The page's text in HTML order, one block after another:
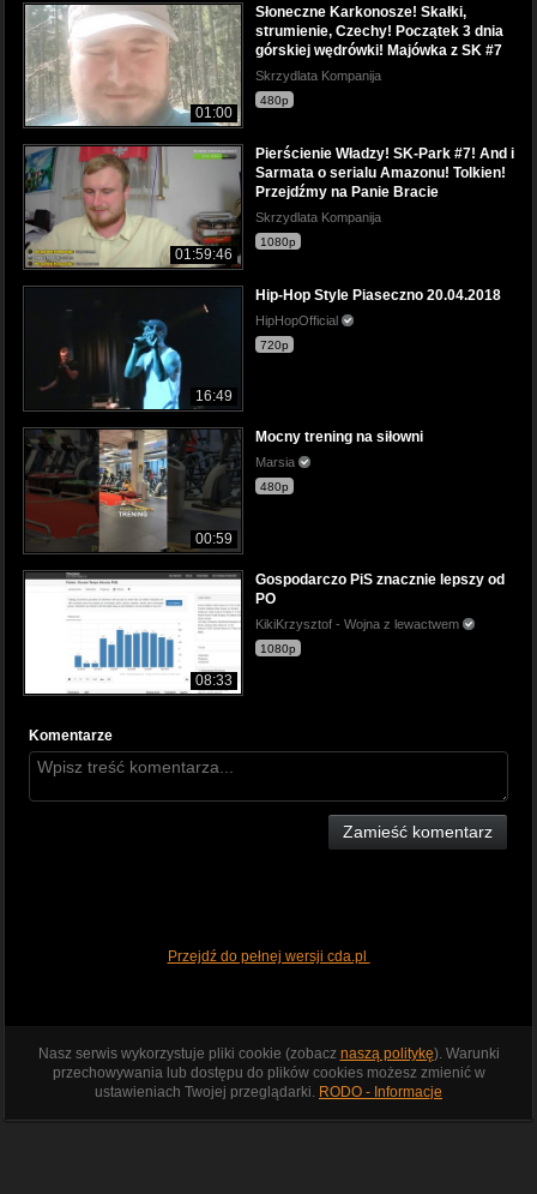
01:00
Słoneczne Karkonosze! Skałki,
strumienie, Czechy! Początek 3 dnia
górskiej wędrówki! Majówka z SK #7
Skrzydlata Kompanija
480p
01:59:46
Pierścienie Władzy! SK-Park #7! And i
Sarmata o serialu Amazonu! Tolkien!
Przejdźmy na Panie Bracie
Skrzydlata Kompanija
1080p
16:49
Hip-Hop Style Piaseczno 20.04.2018
HipHopOfficial
720p
00:59
Mocny trening na siłowni
Marsia
480p
08:33
Gospodarczo PiS znacznie lepszy od
PO
KikiKrzysztof - Wojna z lewactwem
1080p
Komentarze
Zamieść komentarz
Przejdź do pełnej wersji cda.pl
Nasz serwis wykorzystuje pliki cookie (zobacz naszą politykę). Warunki
przechowywania lub dostępu do plików cookies możesz zmienić w
ustawieniach Twojej przeglądarki. RODO - Informacje